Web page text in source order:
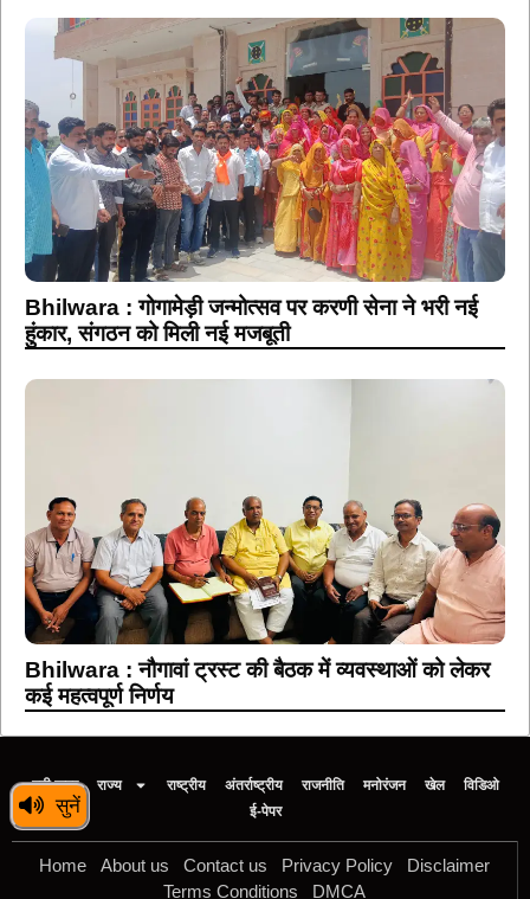
सुनें
Bhilwara : गोगामेड़ी जन्मोत्सव पर करणी सेना ने भरी नई
हुंकार, संगठन को मिली नई मजबूती
Bhilwara : नौगावां ट्रस्ट की बैठक में व्यवस्थाओं को लेकर
कई महत्वपूर्ण निर्णय
बड़ी खबर राज्य राष्ट्रीय अंतर्राष्ट्रीय राजनीति मनोरंजन खेल
विडिओ
ई-पेपर
Home About us Contact us Privacy Policy
Disclaimer
Terms Conditions
DMCA